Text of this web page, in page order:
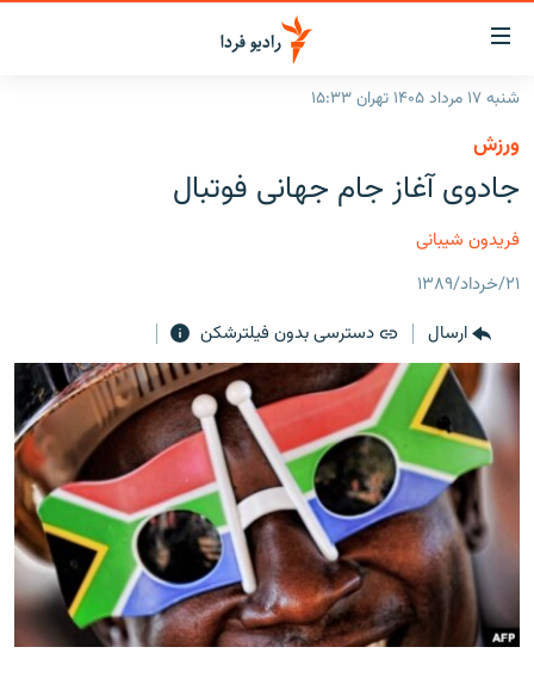
لینک‌های
قابلیت
دسترسی
بازگشت
منوی
اصلی
به
جستجو
ایران
جهان
رادیو
انتخاب کنید و بشنوید
برنامه‌های رادیویی
فرکانس‌ها
پادکست
چندرسانه‌ای
گزارش‌های تصویری
گزارش‌های ویدئویی
زنان فردا
English
به ما بپیوندید
شنبه ۱۷ مرداد ۱۴۰۵ تهران ۱۵:۳۳
ورزش
جادوی آغاز جام جهانی فوتبال
فریدون شیبانی
۲۱/خرداد/۱۳۸۹
ارسال
دسترسی بدون فیلترشکن